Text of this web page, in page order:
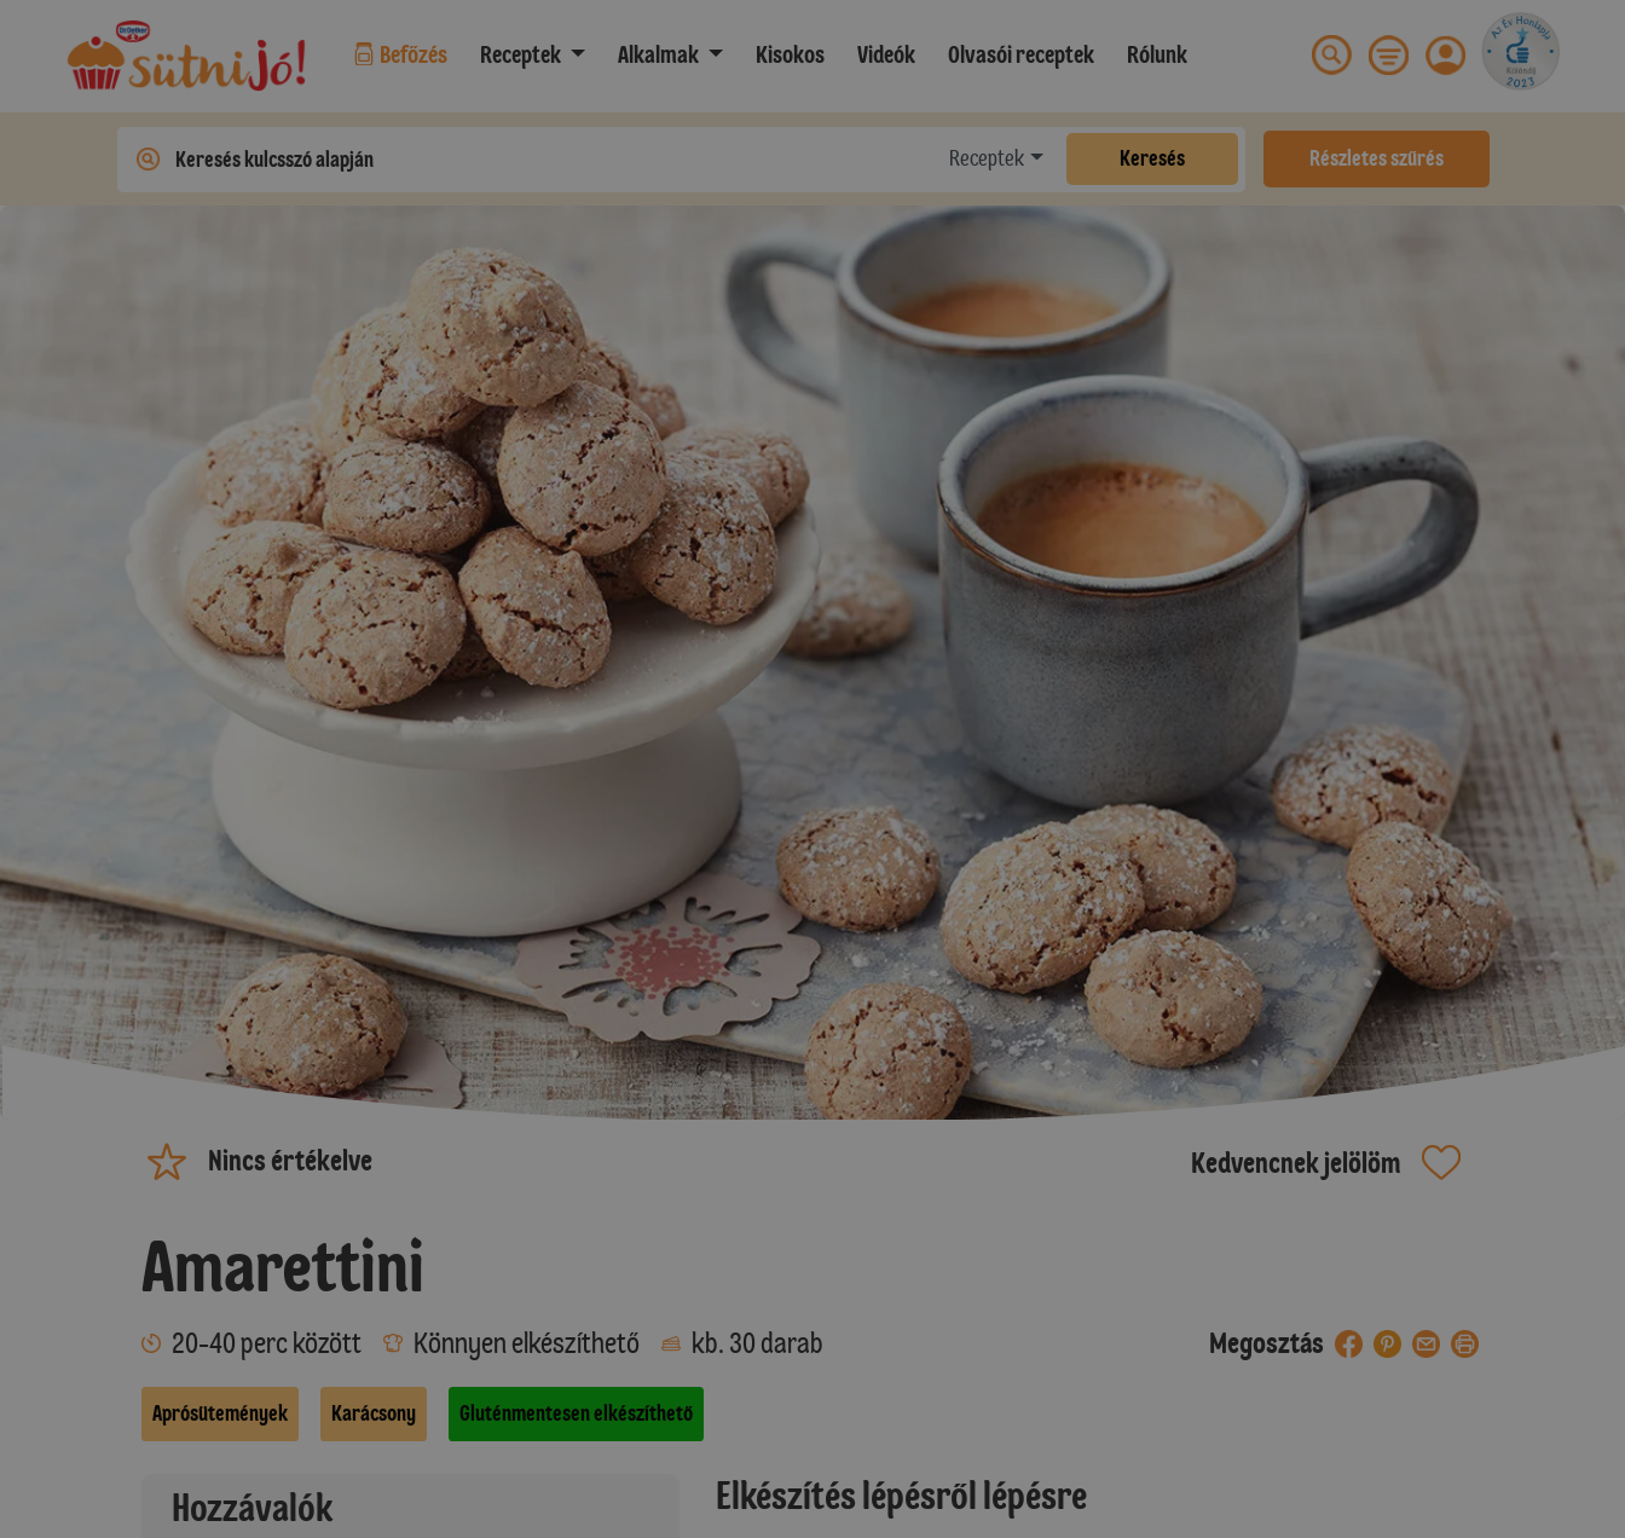
Befőzés Receptek Alkalmak Kisokos Videók Olvasói receptek Rólunk
Receptek Keresés Részletes szűrés
Nincs értékelve Kedvencnek jelölöm
Amarettini
20-40 perc között Könnyen elkészíthető kb. 30 darab Megosztás
Aprósütemények Karácsony Gluténmentesen elkészíthető
Hozzávalók Elkészítés lépésről lépésre